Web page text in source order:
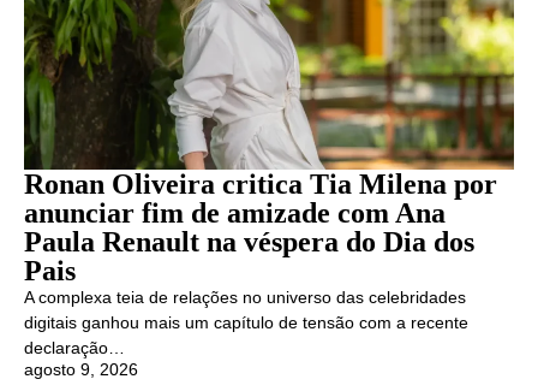
Ronan Oliveira critica Tia Milena por
anunciar fim de amizade com Ana
Paula Renault na véspera do Dia dos
Pais
A complexa teia de relações no universo das celebridades
digitais ganhou mais um capítulo de tensão com a recente
declaração…
agosto 9, 2026